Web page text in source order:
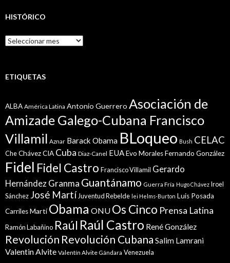
HISTÓRICO
Histórico
ETIQUETAS
ALBA América Latina Antonio Guerrero Asociación de
Amizade Galego-Cubana Francisco
Villamil Aznar Barack Obama BLoqueo Bush CELAC
CheChávezCIA Cuba Diaz-Canel EUAEvo MoralesFernando González
Fidel Fidel Castro Francisco Villamil Gerardo
Hernández Granma Guantánamo Guerra Fría Hugo Chávez Iroel
Sánchez José Martí Juventud Rebelde lei Helms-Burton Luis Posada
CarrilesMartí Obama ONU Os Cinco Prensa Latina
Ramón Labañino Raúl Raúl Castro René González
Revolución Revolución Cubana Salim Lamrani
Valentin Alvite Valentín Alvite Gándara Venezuela